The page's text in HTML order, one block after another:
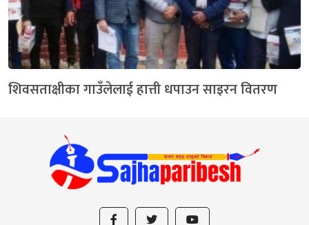
शिवसताक्षीका गाउँलेलाई हात्ती धपाउन साइरन वितरण